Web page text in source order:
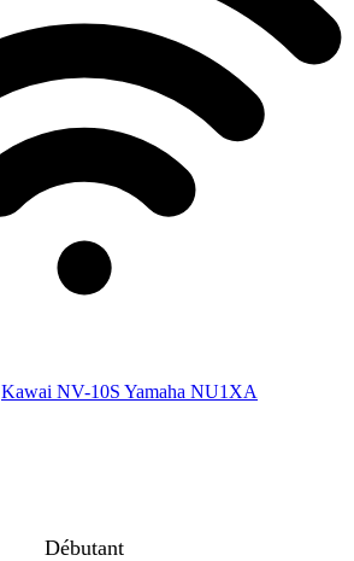
Kawai NV-10S Yamaha NU1XA
Débutant